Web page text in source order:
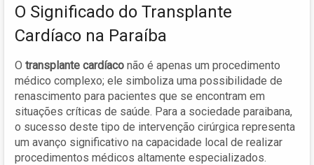
O Significado do Transplante
Cardíaco na Paraíba
O transplante cardíaco não é apenas um procedimento
médico complexo; ele simboliza uma possibilidade de
renascimento para pacientes que se encontram em
situações críticas de saúde. Para a sociedade paraibana,
o sucesso deste tipo de intervenção cirúrgica representa
um avanço significativo na capacidade local de realizar
procedimentos médicos altamente especializados.